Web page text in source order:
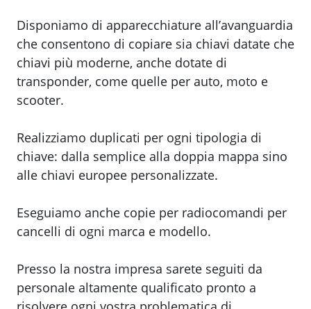
Disponiamo di apparecchiature all’avanguardia
che consentono di copiare sia chiavi datate che
chiavi più moderne, anche dotate di
transponder, come quelle per auto, moto e
scooter.
Realizziamo duplicati per ogni tipologia di
chiave: dalla semplice alla doppia mappa sino
alle chiavi europee personalizzate.
Eseguiamo anche copie per radiocomandi per
cancelli di ogni marca e modello.
Presso la nostra impresa sarete seguiti da
personale altamente qualificato pronto a